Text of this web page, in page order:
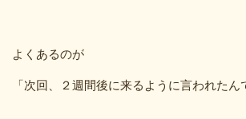
よくあるのが
「次回、２週間後に来るように言われたん